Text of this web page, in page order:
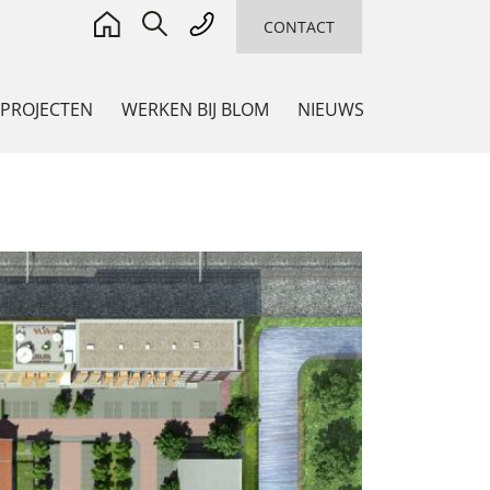
CONTACT
WERKEN BIJ BLOM NIEUWS